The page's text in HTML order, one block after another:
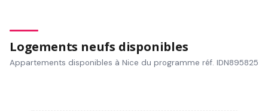
Logements neufs disponibles
Appartements disponibles à Nice du programme réf. IDN895825